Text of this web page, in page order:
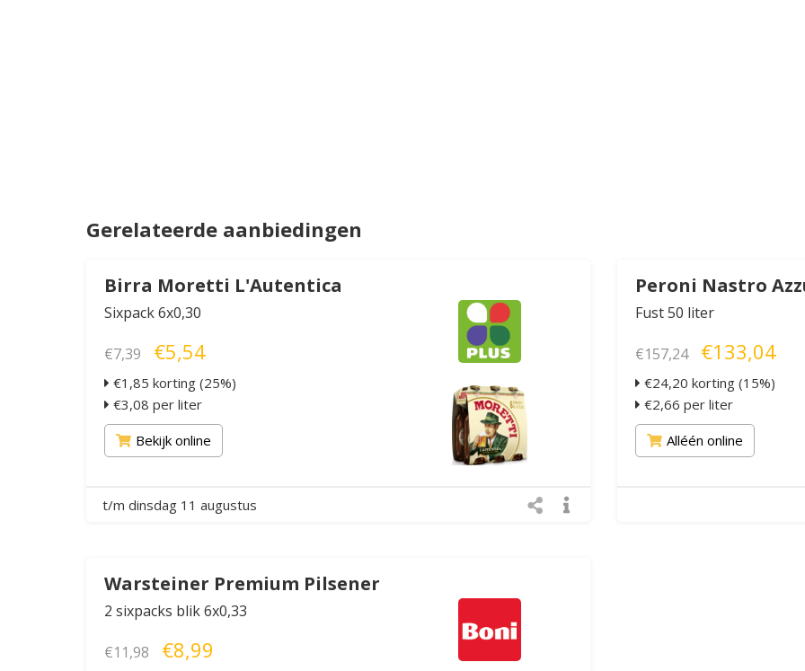
Gerelateerde aanbiedingen
Birra Moretti L'Autentica
Sixpack 6x0,30
€7,39 €5,54
€1,85 korting (25%)
€3,08 per liter
Bekijk online
t/m dinsdag 11 augustus
Peroni Nastro
Fust 50 liter
€157,24 €133,04
€24,20 korting (15%)
€2,66 per liter
Alléén online
Warsteiner Premium Pilsener
2 sixpacks blik 6x0,33
€11,98 €8,99